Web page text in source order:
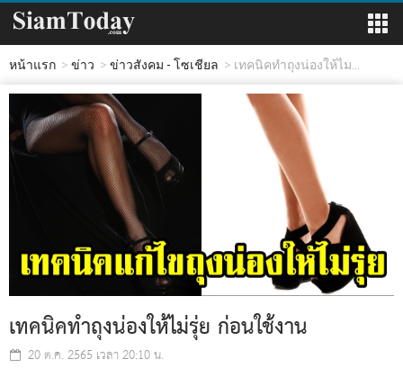
หน้าแรก ข่าว ข่าวสังคม - โซเชียล เทคนิคทำถุงน่องให้ไม...
เทคนิคทำถุงน่องให้ไม่รุ่ย ก่อนใช้งาน
20 ต.ค. 2565 เวลา 20:10 น.